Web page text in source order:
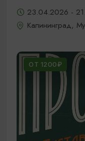
23.04.2026 -
Калининград,
ОТ 1200₽